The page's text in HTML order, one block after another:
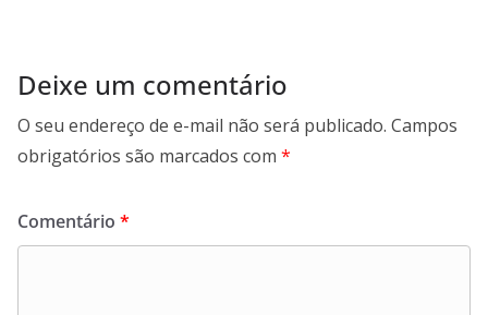
Deixe um comentário
O seu endereço de e-mail não será publicado. Campos
obrigatórios são marcados com *
Comentário *